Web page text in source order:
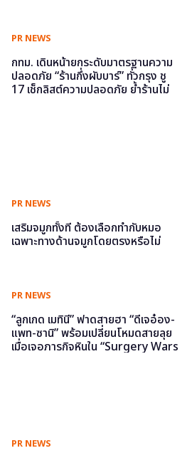
PR NEWS
กทม. เดินหน้ายกระดับมาตรฐานความ
ปลอดภัย “ร้านกึ่งผับบาร์” ทั่วกรุง ชู
17 เช็กลิสต์ความปลอดภัย ย้ำร้านไม่
PR NEWS
เสริมจมูกทั้งที ต้องเลือกทำกับหมอ
เฉพาะทางด้านจมูกโดยตรงหรือไม่
PR NEWS
“ลูกเกด เมทินี” ฟาดสายฮา “ดีเจอ๋อง-
แพท-ซานิ” พร้อมเปลี่ยนโหมดสายลุย
เมื่อเจอภารกิจหินใน “Surgery Wars
PR NEWS